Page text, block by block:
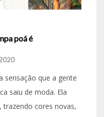
poá é
sensação que a gente
saiu de moda. Ela
trazendo cores novas,